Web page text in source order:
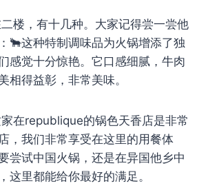
楼，有十几种。大家记得尝一尝他
🐂这种特制调味品为火锅增添了独
感觉十分惊艳。它口感细腻，牛肉
相得益彰，非常美味。
在republique的锅色天香店是非常
，我们非常享受在这里的用餐体
尝试中国火锅，还是在异国他乡中
这里都能给你最好的满足。